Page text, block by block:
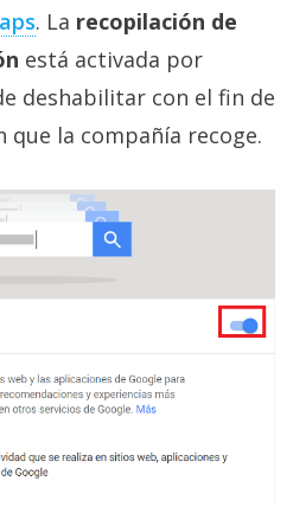
. La recopilación de
está activada por
deshabilitar con el fin de
la compañía recoge.